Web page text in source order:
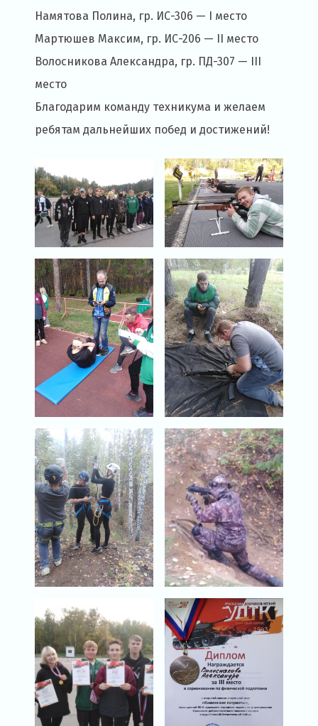
Намятова Полина, гр. ИС-306 — I место
Мартюшев Максим, гр. ИС-206 — II место
Волосникова Александра, гр. ПД-307 — III
место
Благодарим команду техникума и желаем
ребятам дальнейших побед и достижений!